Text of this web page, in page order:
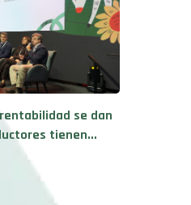
se dan
tienen...